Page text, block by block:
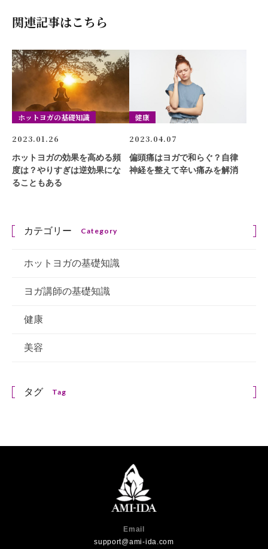
関連記事はこちら
ホットヨガの基礎知識
2023.01.26
ホットヨガの効果を高める頻
度は？やりすぎは逆効果にな
ることもある
健康
2023.04.07
偏頭痛はヨガで和らぐ？自律
神経を整えて辛い痛みを解消
カテゴリー Category
ホットヨガの基礎知識
ヨガ講師の基礎知識
健康
美容
タグ Tag
Email
support@ami-ida.com